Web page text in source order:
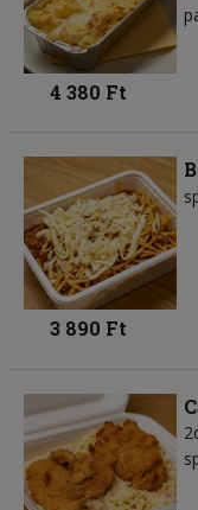
4 380 Ft
3 890 Ft